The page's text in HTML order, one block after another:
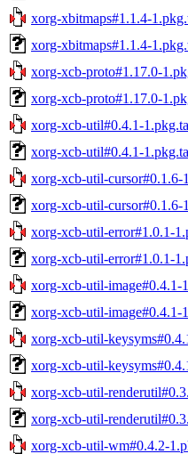
xorg-xbitmaps#1.1.4-
xorg-xbitmaps#1.1.4-
xorg-xcb-proto#1.17.0-
xorg-xcb-proto#1.17.0-
xorg-xcb-util#0.4.1-
xorg-xcb-util#0.4.1-
xorg-xcb-util-cursor#0.1.6-
xorg-xcb-util-cursor#0.1.6-
xorg-xcb-util-error#1.0.1-
xorg-xcb-util-error#1.0.1-
xorg-xcb-util-image#0.4.1-
xorg-xcb-util-image#0.4.1-
xorg-xcb-util-
xorg-xcb-util-
xorg-xcb-util-
xorg-xcb-util-
xorg-xcb-util-wm#0.4.2-